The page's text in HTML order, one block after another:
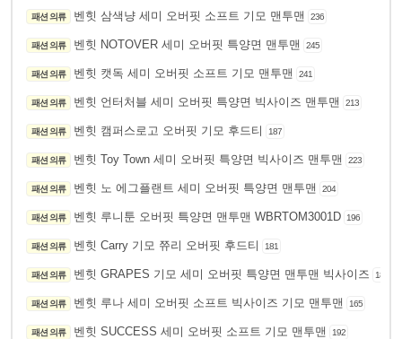
패션 의류 벤힛 삼색냥 세미 오버핏 소프트 기모 맨투맨 236
패션 의류 벤힛 NOTOVER 세미 오버핏 특양면 맨투맨 245
패션 의류 벤힛 캣독 세미 오버핏 소프트 기모 맨투맨 241
패션 의류 벤힛 언터처블 세미 오버핏 특양면 빅사이즈 맨투맨 213
패션 의류 벤힛 캠퍼스로고 오버핏 기모 후드티 187
패션 의류 벤힛 Toy Town 세미 오버핏 특양면 빅사이즈 맨투맨 223
패션 의류 벤힛 노 에그플랜트 세미 오버핏 특양면 맨투맨 204
패션 의류 벤힛 루니툰 오버핏 특양면 맨투맨 WBRTOM3001D 196
패션 의류 벤힛 Carry 기모 쮸리 오버핏 후드티 181
패션 의류 벤힛 GRAPES 기모 세미 오버핏 특양면 맨투맨 빅사이즈 188
패션 의류 벤힛 루나 세미 오버핏 소프트 빅사이즈 기모 맨투맨 165
패션 의류 벤힛 SUCCESS 세미 오버핏 소프트 기모 맨투맨 192